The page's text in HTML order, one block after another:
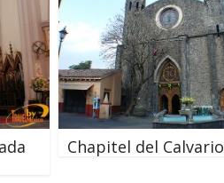
Chapitel del Calvario